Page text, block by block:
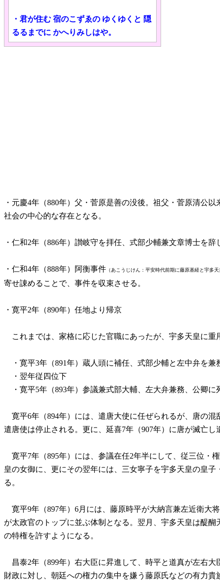
・君が住む 宿のこずゑの ゆくゆくと 隠
るるまでに かへりみしはや。
・元慶4年（880年）父・菅原是善の没後。祖父・菅原清公
社会の中心的な存在となる。
・仁和2年（886年）讃岐守を拝任、式部少輔兼文章博士を辞
・仁和4年（888年）阿衡事件 （あこうじけん：平安時代前期に藤原基経と宇多
寄せ諌めることで、事件を収束させる。
・寛平2年（890年）任地より帰京
これまでは、家格に応じた官職にあったが、宇多天皇に重
・寛平3年（891年）蔵人頭に補任、式部少輔と左中弁を兼
・翌年従四位下
・寛平5年（893年）参議兼式部大輔、左大弁兼務、公卿に
寛平6年（894年）には、遣唐大使に任ぜられるが、唐の
遣唐使は停止される。更に、延喜7年（907年）に唐が滅亡
寛平7年（895年）には、参議在任2年半にして、従三位・
皇の女御に、更にその翌年には、三女寧子を宇多天皇の皇
る。
寛平9年（897年）6月には、藤原時平が大納言兼左近衛大
が太政官のトップに並ぶ体制となる。翌月、宇多天皇は醍
の特権を許すようになる。
昌泰2年（899年）右大臣に昇進して、時平と道真が左右
財政に対し、朝廷への権力の集中を嫌う藤原氏などの有力